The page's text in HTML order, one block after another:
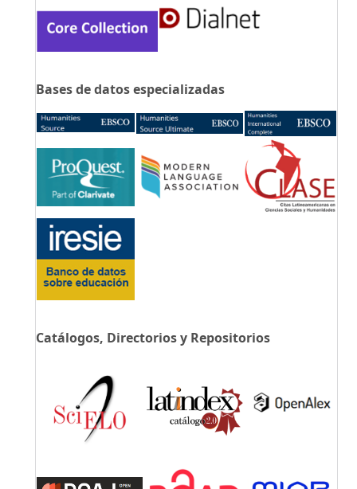
Bases de datos especializadas
Catálogos, Directorios y Repositorios